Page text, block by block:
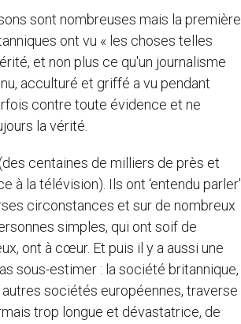
sont nombreuses mais la première
ont vu « les choses telles
et non plus ce qu'un journalisme
acculturé et griffé a vu pendant
contre toute évidence et ne
la vérité.
centaines de milliers de près et
à la télévision). Ils ont ‘entendu parler'
circonstances et sur de nombreux
simples, qui ont soif de
ont à cœur. Et puis il y a aussi une
sous-estimer : la société britannique,
sociétés européennes, traverse
trop longue et dévastatrice, de